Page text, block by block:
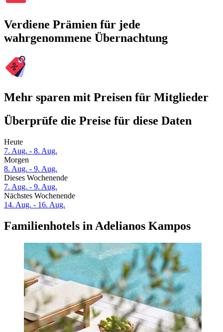
Verdiene Prämien für jede
wahrgenommene Übernachtung
Mehr sparen mit Preisen für Mitglieder
Überprüfe die Preise für diese Daten
Heute
7. Aug. - 8. Aug.
Morgen
8. Aug. - 9. Aug.
Dieses Wochenende
7. Aug. - 9. Aug.
Nächstes Wochenende
14. Aug. - 16. Aug.
Familienhotels in Adelianos Kampos